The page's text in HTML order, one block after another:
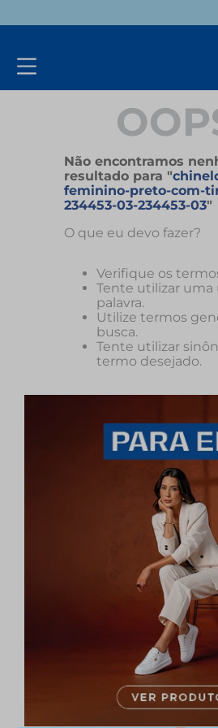
Não encontramos
resultado para "
feminino-preto-com-
234453-03-234453-03"
O que eu devo fazer?
Verifique os
Tente utilizar uma
palavra.
Utilize termos
busca.
Tente utilizar
termo desejado.